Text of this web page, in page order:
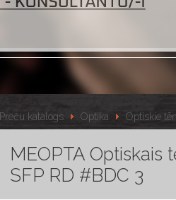
Preču katalogs Optika Optiskie
MEOPTA Optiskais
SFP RD #BDC 3